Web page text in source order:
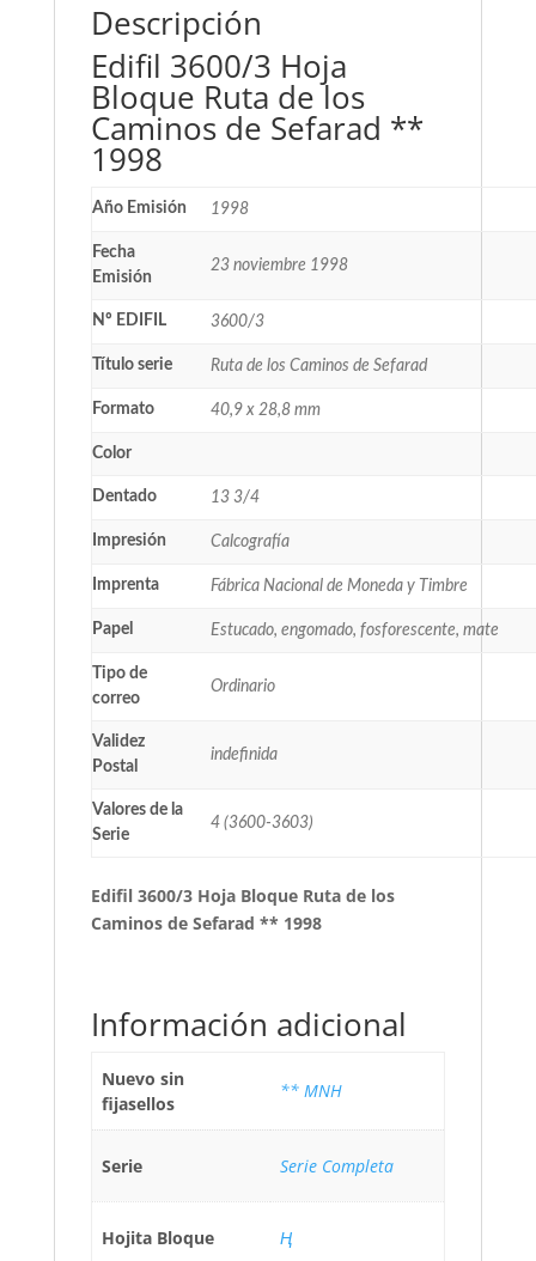
Descripción
Edifil 3600/3 Hoja
Bloque Ruta de los
Caminos de Sefarad **
1998
Año Emisión 1998
Fecha
Emisión
23 noviembre 1998
Nº EDIFIL 3600/3
Título serie Ruta de los Caminos de Sefarad
Formato 40,9 x 28,8 mm
Color
Dentado 13 3/4
Impresión Calcografía
Imprenta Fábrica Nacional de Moneda y Timbre
Papel Estucado, engomado, fosforescente, mate
Tipo de
correo
Ordinario
Validez
Postal
indefinida
Valores de la
Serie
4 (3600-3603)
Edifil 3600/3 Hoja Bloque Ruta de los
Caminos de Sefarad ** 1998
Información adicional
Nuevo sin
fijasellos
** MNH
Serie Serie Completa
Hojita Bloque Ң